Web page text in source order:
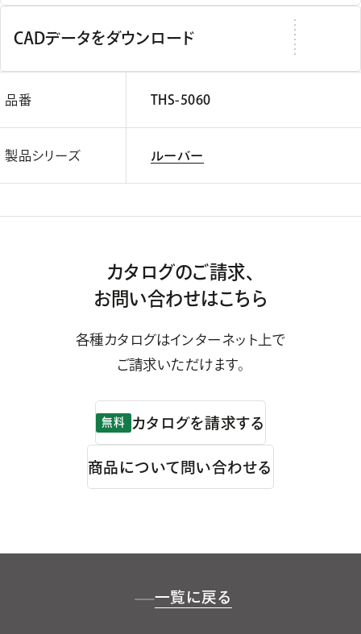
CADデータをダウンロード
品番 THS-5060
製品シリーズ ルーバー
カタログのご請求、
お問い合わせはこちら
各種カタログはインターネット上で
ご請求いただけます。
無料 カタログを請求する
商品について問い合わせる
一覧に戻る